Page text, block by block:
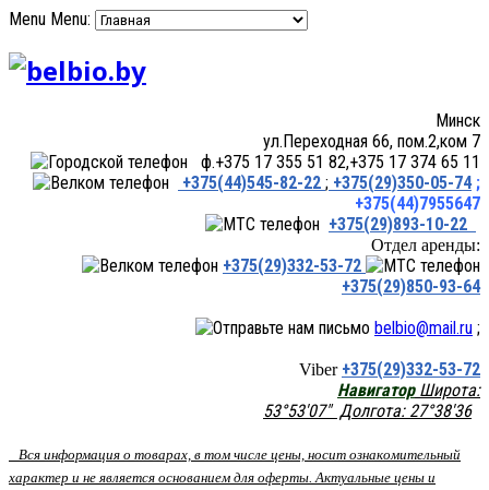
Menu Menu:
Минск
ул.Переходная 66, пом.2,ком 7
ф.+375 17 355 51 82,+375 17 374 65 11
+375(44)545-82-22 ; +375(29)350-05-74 ;
+375(44)7955647
+375(29)893-10-22
Отдел аренды:
+375(29)332-53-72
+375(29)850-93-64
belbio@mail.ru ;
Viber +375(29)332-53-72
НавигаторШирота:
53°53'07" Долгота: 27°38'36
Вся информация о товарах, в том числе цены, носит ознакомительный
характер и не является основанием для оферты. Актуальные цены и